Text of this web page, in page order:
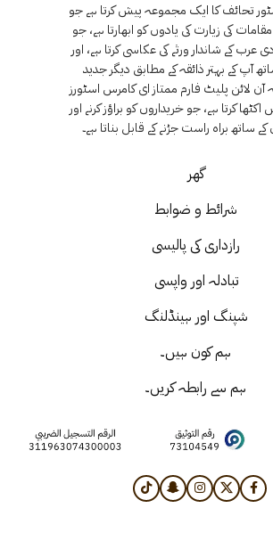
تحائف کا ایک مجموعہ پیش کرتا ہے جو
کی زیارت کی یادوں کو ابھارتا ہے، جو
کے شاندار ورثے کی عکاسی کرتا ہے، اور
آپ کے بہتر ذائقہ کے مطابق دیگر جدید
آن لائن پلیٹ فارم ممتاز ای کامرس اسٹورز
اکٹھا کرتا ہے، جو خریداروں کو براؤز کرنے اور
کے ساتھ براہ راست جڑنے کے قابل بناتا ہے۔
گھر
شرائط و ضوابط
رازداری کی پالیسی
تبادلہ اور واپسی
شپنگ اور ہینڈلنگ
ہم کون ہیں۔
ہم سے رابطہ کریں۔